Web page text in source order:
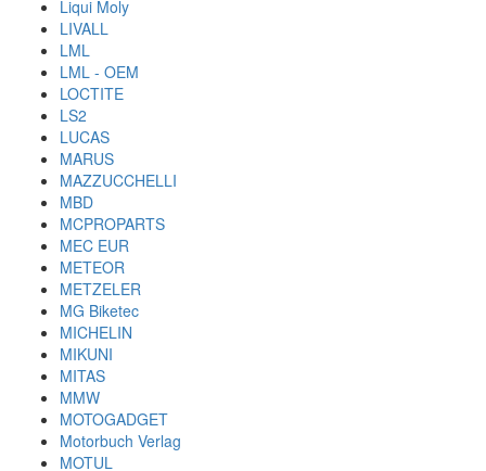
Liqui Moly
LIVALL
LML
LML - OEM
LOCTITE
LS2
LUCAS
MARUS
MAZZUCCHELLI
MBD
MCPROPARTS
MEC EUR
METEOR
METZELER
MG Biketec
MICHELIN
MIKUNI
MITAS
MMW
MOTOGADGET
Motorbuch Verlag
MOTUL